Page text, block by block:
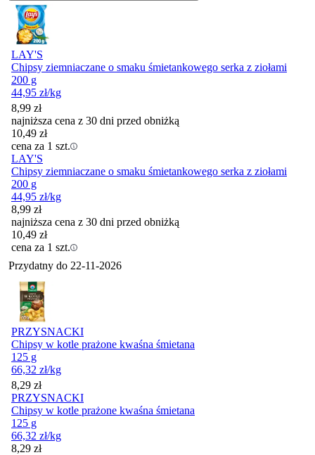
LAY'S
Chipsy ziemniaczane o smaku śmietankowego serka z ziołami
200 g
44,95 zł/kg
8,99 zł
najniższa cena z 30 dni przed obniżką
10,49 zł
cena za 1 szt.
LAY'S
Chipsy ziemniaczane o smaku śmietankowego serka z ziołami
200 g
44,95 zł/kg
8,99 zł
najniższa cena z 30 dni przed obniżką
10,49 zł
cena za 1 szt.
Przydatny do 22-11-2026
PRZYSNACKI
Chipsy w kotle prażone kwaśna śmietana
125 g
66,32 zł/kg
Cena
8,29 zł
PRZYSNACKI
Chipsy w kotle prażone kwaśna śmietana
125 g
66,32 zł/kg
Cena
8,29 zł